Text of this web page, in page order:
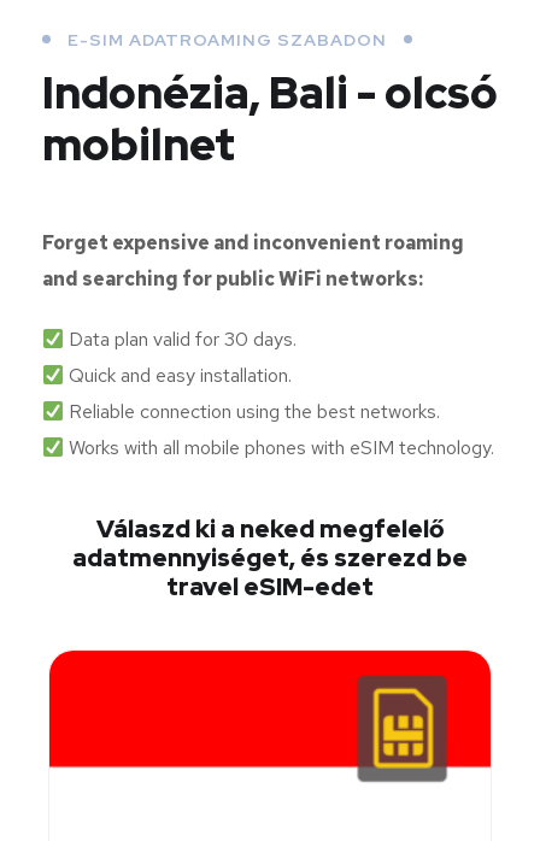
E-SIM ADATROAMING SZABADON
Indonézia, Bali - olcsó
mobilnet
Forget expensive and inconvenient roaming
and searching for public WiFi networks:
Data plan valid for 30 days.
Quick and easy installation.
Reliable connection using the best networks.
Works with all mobile phones with eSIM technology.
Válaszd ki a neked megfelelő
adatmennyiséget, és szerezd be
travel eSIM-edet